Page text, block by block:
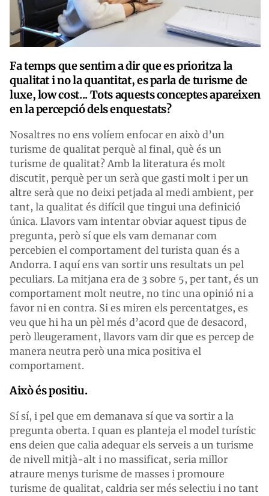
Fa temps que sentim a dir que es prioritza la
qualitat i no la quantitat, es parla de turisme de
luxe, low cost... Tots aquests conceptes apareixen
en la percepció dels enquestats?
Nosaltres no ens volíem enfocar en això d’un
turisme de qualitat perquè al final, què és un
turisme de qualitat? Amb la literatura és molt
discutit, perquè per un serà que gasti molt i per un
altre serà que no deixi petjada al medi ambient, per
tant, la qualitat és difícil que tingui una definició
única. Llavors vam intentar obviar aquest tipus de
pregunta, però sí que els vam demanar com
percebien el comportament del turista quan és a
Andorra. I aquí ens van sortir uns resultats un pel
peculiars. La mitjana era de 3 sobre 5, per tant, és un
comportament molt neutre, no tinc una opinió ni a
favor ni en contra. Si es miren els percentatges, es
veu que hi ha un pèl més d’acord que de desacord,
però lleugerament, llavors vam dir que es percep de
manera neutra però una mica positiva el
comportament.
Això és positiu.
Sí sí, i pel que em demanava sí que va sortir a la
pregunta oberta. I quan es planteja el model turístic
ens deien que calia adequar els serveis a un turisme
de nivell mitjà-alt i no massificat, seria millor
atraure menys turisme de masses i promoure
turisme de qualitat, caldria ser més selectiu i no tant